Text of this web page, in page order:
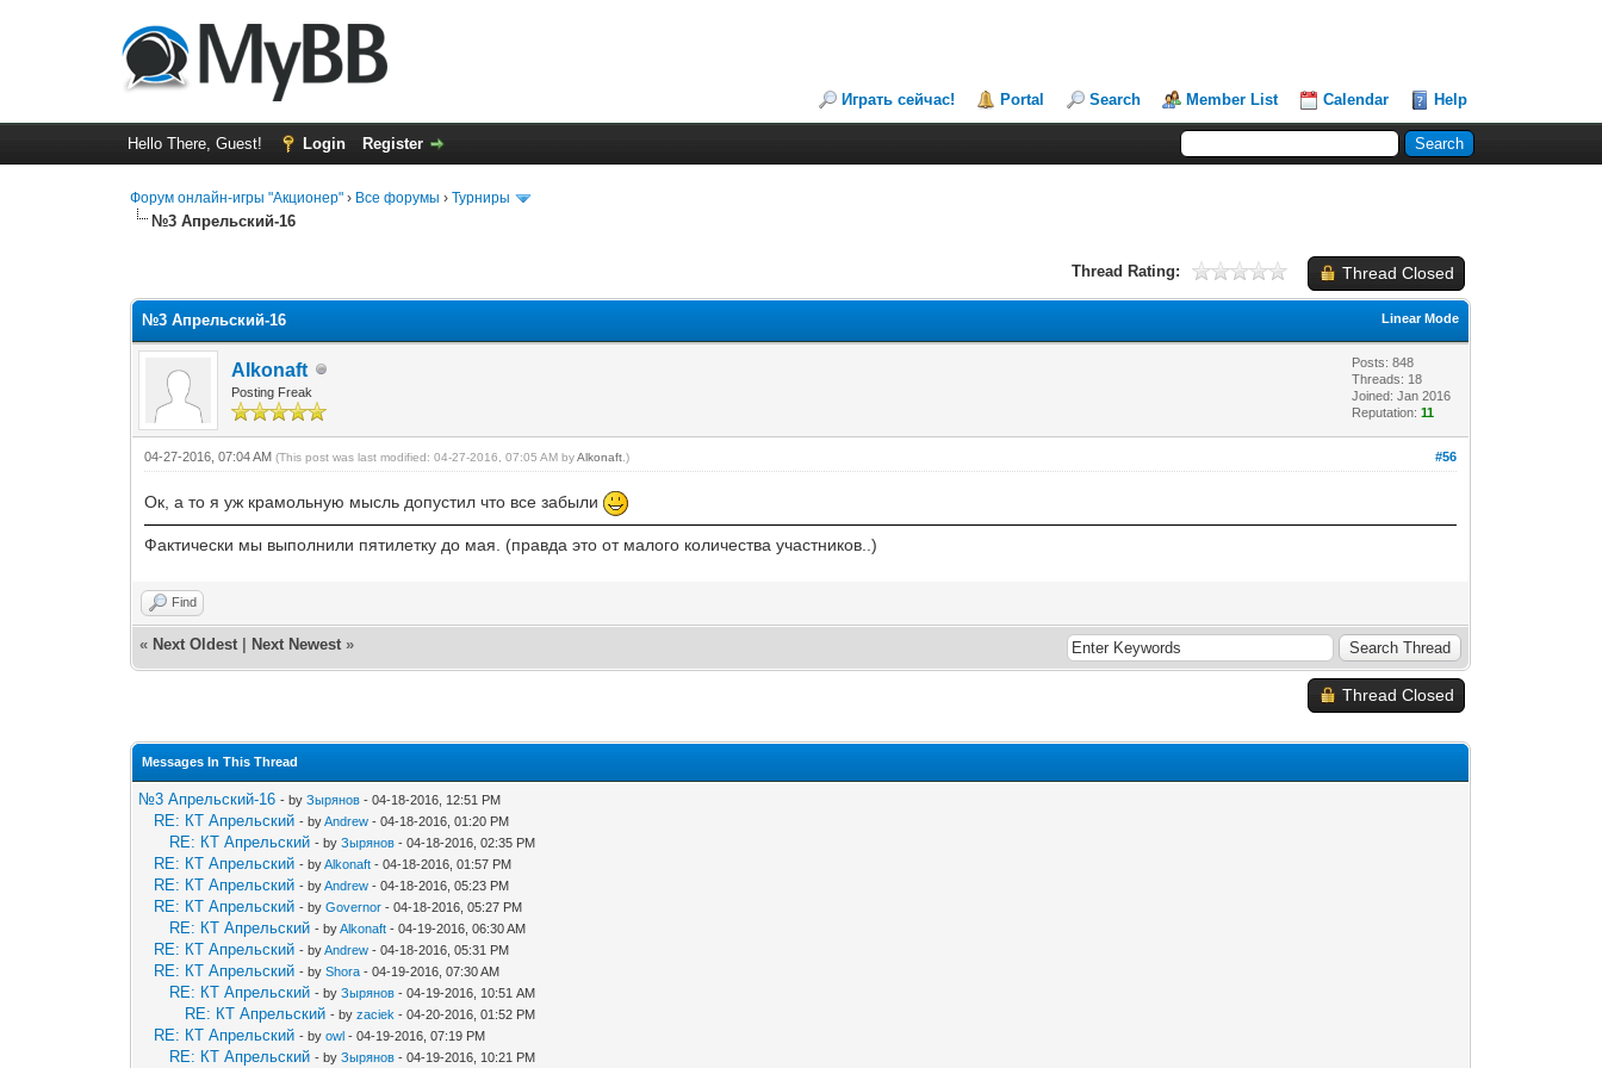
Играть сейчас! Portal Search Member List Calendar Help
Hello There, Guest! Login Register
Форум онлайн-игры "Акционер" › Все форумы ›Турниры
№3 Апрельский-16
Thread Closed
Thread Rating:
Linear Mode
№3 Апрельский-16
Alkonaft
Posting Freak
Posts: 848
Threads: 18
Joined: Jan 2016
Reputation:11
#56
04-27-2016, 07:04 AM(This post was last modified: 04-27-2016, 07:05 AM byAlkonaft .)
Ок, а то я уж крамольную мысль допустил что все забыли
Фактически мы выполнили пятилетку до мая. (правда это от малого количества участников..)
Find
« Next Oldest Next Newest »
Thread Closed
Messages In This Thread
№3 Апрельский-16 - byЗырянов - 04-18-2016, 12:51 PM
RE: КТ Апрельский - byAndrew - 04-18-2016, 01:20 PM
RE: КТ Апрельский - byЗырянов - 04-18-2016, 02:35 PM
RE: КТ Апрельский - byAlkonaft - 04-18-2016, 01:57 PM
RE: КТ Апрельский - byAndrew - 04-18-2016, 05:23 PM
RE: КТ Апрельский - byGovernor - 04-18-2016, 05:27 PM
RE: КТ Апрельский - byAlkonaft - 04-19-2016, 06:30 AM
RE: КТ Апрельский - byAndrew - 04-18-2016, 05:31 PM
RE: КТ Апрельский - byShora - 04-19-2016, 07:30 AM
RE: КТ Апрельский - byЗырянов - 04-19-2016, 10:51 AM
RE: КТ Апрельский - byzaciek - 04-20-2016, 01:52 PM
RE: КТ Апрельский - byowl - 04-19-2016, 07:19 PM
RE: КТ Апрельский - byЗырянов - 04-19-2016, 10:21 PM